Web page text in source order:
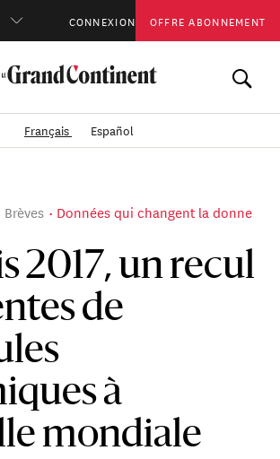
CONNEXION OFFRE ABONNEMENT
Français Español
Brèves Données qui changent la donne
2017, un recul
de
à
mondiale